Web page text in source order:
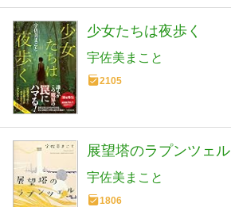
少女たちは夜歩く
宇佐美まこと
2105
展望塔のラプンツェル
宇佐美まこと
1806